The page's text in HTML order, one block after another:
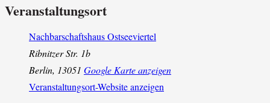
Veranstaltungsort
Nachbarschaftshaus Ostseeviertel
Ribnitzer Str. 1b
Berlin, 13051 Google Karte anzeigen
Veranstaltungsort-Website anzeigen